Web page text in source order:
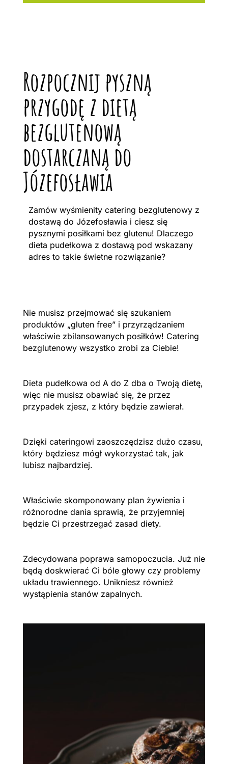
Rozpocznij pyszną
przygodę z dietą
bezglutenową
dostarczaną do
Józefosławia
Zamów wyśmienity catering bezglutenowy z
dostawą do Józefosławia i ciesz się
pysznymi posiłkami bez glutenu! Dlaczego
dieta pudełkowa z dostawą pod wskazany
adres to takie świetne rozwiązanie?
Nie musisz przejmować się szukaniem
produktów „gluten free” i przyrządzaniem
właściwie zbilansowanych posiłków! Catering
bezglutenowy wszystko zrobi za Ciebie!
Dieta pudełkowa od A do Z dba o Twoją dietę,
więc nie musisz obawiać się, że przez
przypadek zjesz, z który będzie zawierał.
Dzięki cateringowi zaoszczędzisz dużo czasu,
który będziesz mógł wykorzystać tak, jak
lubisz najbardziej.
Właściwie skomponowany plan żywienia i
różnorodne dania sprawią, że przyjemniej
będzie Ci przestrzegać zasad diety.
Zdecydowana poprawa samopoczucia. Już nie
będą doskwierać Ci bóle głowy czy problemy
układu trawiennego. Unikniesz również
wystąpienia stanów zapalnych.